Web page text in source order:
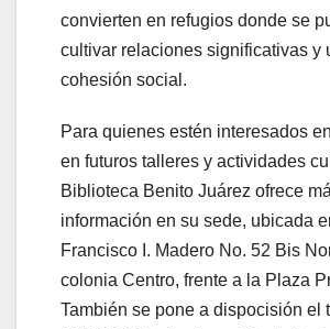
convierten en refugios donde se
cultivar relaciones significativas y
cohesión social.
Para quienes estén interesados
en futuros talleres y actividades
Biblioteca Benito Juárez ofrece
información en su sede, ubicada
Francisco I. Madero No. 52 Bis
colonia Centro, frente a la Plaza
También se pone a dispocisión el